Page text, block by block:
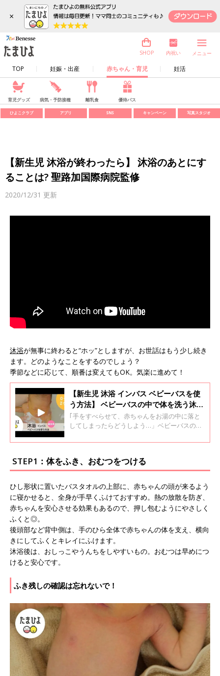
×
TOP 妊娠・出産 赤ちゃん・育児 妊活
SHOP 内祝い メニュー
育児グッズ 病気・予防接種 離乳食 優待パス
ひよこクラブ アプリ SNS キャンペーン 写真スタジオ
【新生児 沐浴が終わったら】 沐浴のあとにす
ることは? 聖路加国際病院監修
2020/12/31 更新
沐浴が無事に終わると“ホッ”としますが、お世話はもう少し続き
ます。どのようなことをするのでしょう？
季節などに応じて、順番は変えてもOK。気楽に進めて！
【新生児 沐浴 インバス ベビーバスを使
う方法】 ベビーバスの中で体を洗う沐浴
ってどうやるの? 聖路加国際病院監修
｢手をすべらせて、赤ちゃんをお湯の中に落と
してしまったらどうしよう…」ベビーバスの中
ドキの連続。 でも、そんな不安が安心に変わ
ックしていきましょう。
STEP1：体をふき、おむつをつける
ひし形状に置いたバスタオルの上部に、赤ちゃんの頭が来るよう
に寝かせると、全身が手早くふけておすすめ。熱の放散を防ぎ、
赤ちゃんを安心させる効果もあるので、押し包むようにやさしく
ふくと◎。
後頭部など背中側は、手のひら全体で赤ちゃんの体を支え、横向
きにしてふくとキレイにふけます。
沐浴後は、おしっこやうんちをしやすいもの。おむつは早めにつ
けると安心です。
ふき残しの確認は忘れないで！